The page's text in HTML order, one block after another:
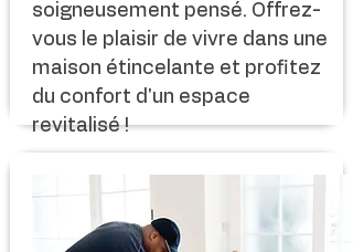
soigneusement pensé. Offrez-
vous le plaisir de vivre dans une
maison étincelante et profitez
du confort d'un espace
revitalisé !